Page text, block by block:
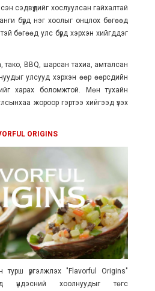
сэдвүүдийг хослуулсан гайхалтай
бүрд нэг хоолыг онцлох бөгөөд
бөгөөд улс бүрд хэрхэн хийгддэг
тако, BBQ, шарсан тахиа, амталсан
улсууд хэрхэн өөр өөрсдийн
харах боломжтой. Мөн тухайн
жороор гэртээ хийгээд үзэх
ORIGINS
турш үргэлжлэх "Flavorful Origins"
үндэсний хоолнуудыг төгс